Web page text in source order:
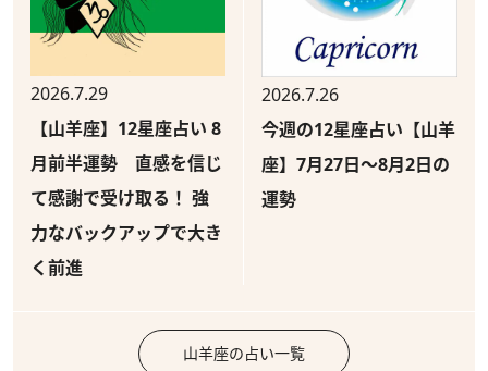
2026.7.29
【山羊座】12星座占い 8
月前半運勢 直感を信じ
て感謝で受け取る！ 強
力なバックアップで大き
く前進
2026.7.26
今週の12星座占い【山羊
座】7月27日～8月2日の
運勢
山羊座の占い一覧